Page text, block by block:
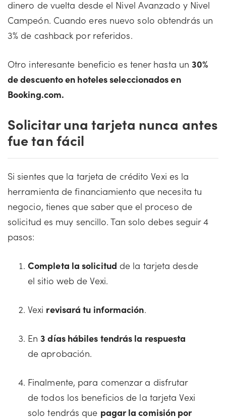
dinero de vuelta desde el Nivel Avanzado y Nivel
Campeón. Cuando eres nuevo solo obtendrás un
3% de cashback por referidos.
Otro interesante beneficio es tener hasta un30%
de descuento en hoteles seleccionados en
Booking.com.
Solicitar una tarjeta nunca antes
fue tan fácil
Si sientes que la tarjeta de crédito Vexi es la
herramienta de financiamiento que necesita tu
negocio, tienes que saber que el proceso de
solicitud es muy sencillo. Tan solo debes seguir 4
pasos:
Completa la solicitud de la tarjeta desde
el sitio web de Vexi.
Vexi revisará tu información.
En3 días hábiles tendrás la respuesta
de aprobación.
Finalmente, para comenzar a disfrutar
de todos los beneficios de la tarjeta Vexi
solo tendrás que pagar la comisión por